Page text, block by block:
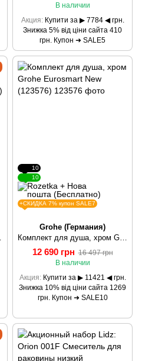
В наличии
Акция Купити за ▶ 7784 ◀ грн.
Знижка 5% від ціни сайта 410
грн. Купон ➜ SALE5
10
10
+СКИДКА 7% купон SALE7
Grohe (Германия)
12 690 грн 16 497 грн
В наличии
Акция
Купити за ▶ 11421 ◀ грн.
Знижка 10% від ціни сайта 1269
грн. Купон ➜ SALE10